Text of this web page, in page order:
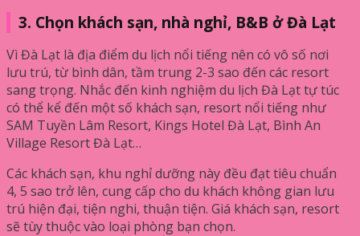
3. Chọn khách sạn, nhà nghỉ, B&B ở Đà Lạt
Vì Đà Lạt là địa điểm du lịch nổi tiếng nên có vô số nơi
lưu trú, từ bình dân, tầm trung 2-3 sao đến các resort
sang trọng. Nhắc đến kinh nghiệm du lịch Đà Lạt tự túc
có thể kể đến một số khách sạn, resort nổi tiếng như
SAM Tuyền Lâm Resort, Kings Hotel Đà Lạt, Bình An
Village Resort Đà Lạt…
Các khách sạn, khu nghỉ dưỡng này đều đạt tiêu chuẩn
4, 5 sao trở lên, cung cấp cho du khách không gian lưu
trú hiện đại, tiện nghi, thuận tiện. Giá khách sạn, resort
sẽ tùy thuộc vào loại phòng bạn chọn.